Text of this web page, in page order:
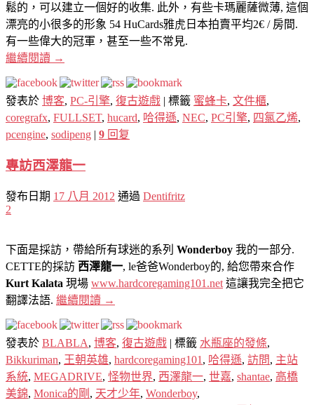
鬆的，可以建立一個好的收集. 此外，有些卡瑪麗薩微薄, 這個
漂亮的小很多的形象 54 HuCards雅虎日本拍賣平均2€ / 房間.
有一些偉大的冠軍，甚至一些不常見.
繼續閱讀 →
發表於 博客, PC-引擎, 復古遊戲 | 標籤 蜜蜂卡, 文件櫃,
coregrafx, FULLSET, hucard, 哈得遜, NEC, PC引擎, 四氯乙烯,
pcengine, sodipeng | 9 回复
專訪西澤龍一
發布日期 17 八月 2012 通過 Dentifritz
2
下面是採訪，帶給所有球迷的系列 Wonderboy 我的一部分.
CETTE的採訪 西澤龍一, le爸爸Wonderboy的, 給您帶來合作
Kurt Kalata 現場 www.hardcoregaming101.net 這讓我完全把它
翻譯法語. 繼續閱讀 →
發表於 BLABLA, 博客, 復古遊戲 | 標籤 水瓶座的發條,
Bikkuriman, 王朝英雄, hardcoregaming101 , 哈得遜, 訪問, 主站
系統, MEGADRIVE, 怪物世界, 西澤龍一, 世嘉, shantae, 高橋
美錦, Monica的剛 , 天才少年, Wonderboy,